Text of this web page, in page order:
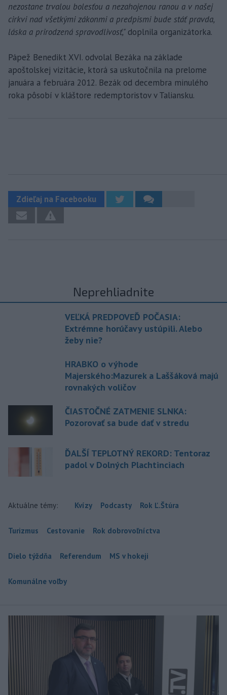
nezostane trvalou bolesťou a nezahojenou ranou a v našej
cirkvi nad všetkými zákonmi a predpismi bude stáť pravda,
láska a prirodzená spravodlivosť," doplnila organizátorka.
Pápež Benedikt XVI. odvolal Bezáka na základe
apoštolskej vizitácie, ktorá sa uskutočnila na prelome
januára a februára 2012. Bezák od decembra minulého
roka pôsobí v kláštore redemptoristov v Taliansku.
Zdieľaj na Facebooku
Neprehliadnite
VEĽKÁ PREDPOVEĎ POČASIA:
Extrémne horúčavy ustúpili. Alebo
žeby nie?
HRABKO o výhode
Majerského:Mazurek a Laššáková majú
rovnakých voličov
ČIASTOČNÉ ZATMENIE SLNKA:
Pozorovať sa bude dať v stredu
ĎALŠÍ TEPLOTNÝ REKORD: Tentoraz
padol v Dolných Plachtinciach
Aktuálne témy: Kvízy Podcasty Rok Ľ.Štúra
Turizmus Cestovanie Rok dobrovoľníctva
Dielo týždňa Referendum MS v hokeji
Komunálne voľby